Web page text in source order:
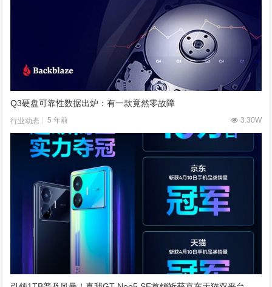
Q3硬盘可靠性数据出炉：有一款竟然零故障
行业动态 5 年前 3.30W